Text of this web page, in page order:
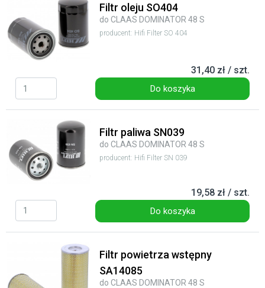
Filtr oleju SO404
do CLAAS DOMINATOR 48 S
producent: Hifi Filter SO 404
31,40 zł / szt.
Do koszyka
Filtr paliwa SN039
do CLAAS DOMINATOR 48 S
producent: Hifi Filter SN 039
19,58 zł / szt.
Do koszyka
Filtr powietrza wstępny
SA14085
do CLAAS DOMINATOR 48 S